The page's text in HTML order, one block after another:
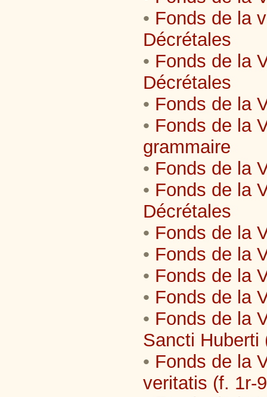
• Fonds de la
Décrétales
• Fonds de la
Décrétales
• Fonds de la
• Fonds de la
grammaire
• Fonds de la
• Fonds de la
Décrétales
• Fonds de la
• Fonds de la
• Fonds de la
• Fonds de la
• Fonds de la
Sancti Huberti
• Fonds de la
veritatis (f. 1r-